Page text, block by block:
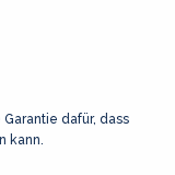
dafür, dass
kann.